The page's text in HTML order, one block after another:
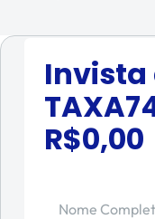
Invista
R$0,00
Nome